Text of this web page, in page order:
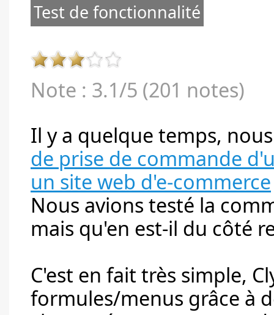
Test de fonctionnalité
Note : 3.1/5 (201 notes)
Il y a quelque temps,
de prise de commande
un site web d'e-commerce
Nous avions testé la
mais qu'en est-il du côté
C'est en fait très simple,
formules/menus grâce à